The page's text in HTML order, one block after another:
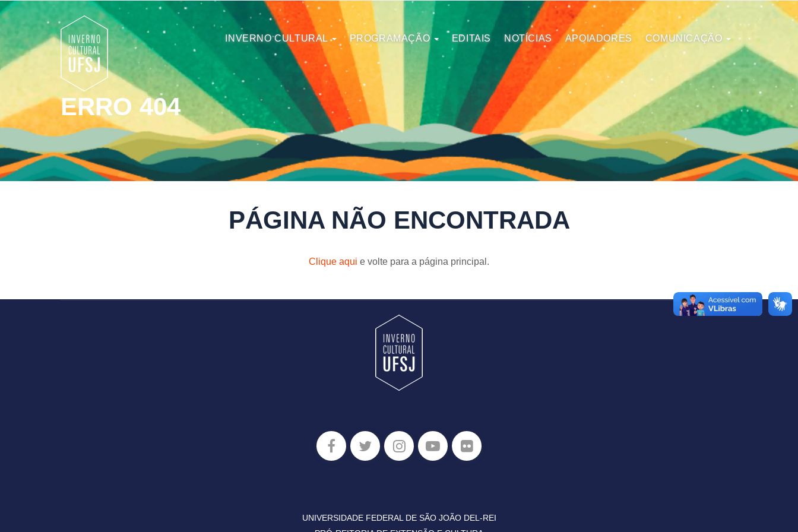
INVERNO CULTURAL PROGRAMAÇÃO EDITAIS NOTÍCIAS APOIADORES COMUNICAÇÃO
ERRO 404
PÁGINA NÃO ENCONTRADA
Clique aqui e volte para a página principal.
UNIVERSIDADE FEDERAL DE SÃO JOÃO DEL-REI